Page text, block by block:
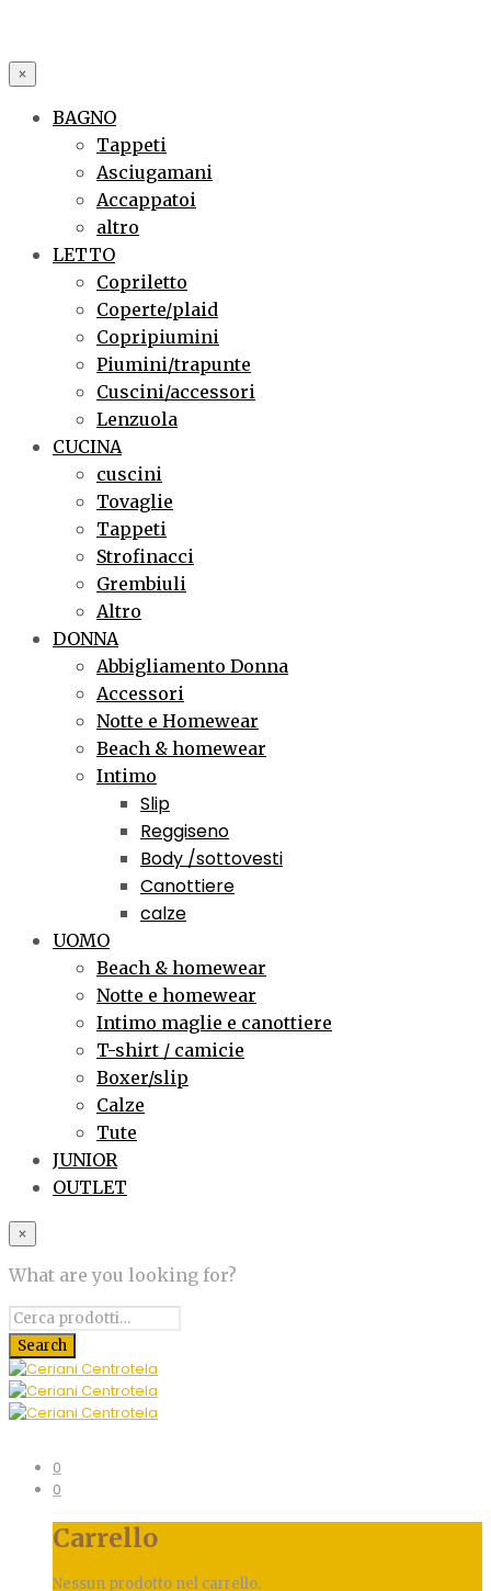
×
BAGNO
Tappeti
Asciugamani
Accappatoi
altro
LETTO
Copriletto
Coperte/plaid
Copripiumini
Piumini/trapunte
Cuscini/accessori
Lenzuola
CUCINA
cuscini
Tovaglie
Tappeti
Strofinacci
Grembiuli
Altro
DONNA
Abbigliamento Donna
Accessori
Notte e Homewear
Beach & homewear
Intimo
Slip
Reggiseno
Body /sottovesti
Canottiere
calze
UOMO
Beach & homewear
Notte e homewear
Intimo maglie e canottiere
T-shirt / camicie
Boxer/slip
Calze
Tute
JUNIOR
OUTLET
×
What are you looking for?
0
0
Carrello
Nessun prodotto nel carrello.